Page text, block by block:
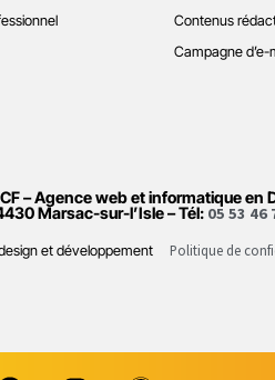
Contenus
Campagne d’e-
– Agence web et informatique en
Marsac-sur-l’Isle – Tél: 05 53 46
et développement Politique de